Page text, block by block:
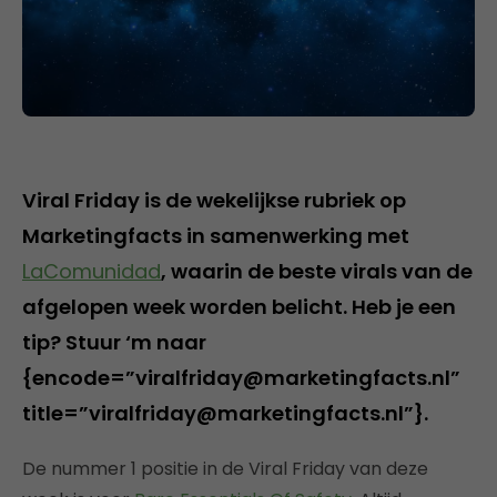
Viral Friday is de wekelijkse rubriek op
Marketingfacts in samenwerking met
LaComunidad, waarin de beste virals van de
afgelopen week worden belicht. Heb je een
tip? Stuur ‘m naar
{encode=”viralfriday@marketingfacts.nl”
title=”viralfriday@marketingfacts.nl”}.
De nummer 1 positie in de Viral Friday van deze